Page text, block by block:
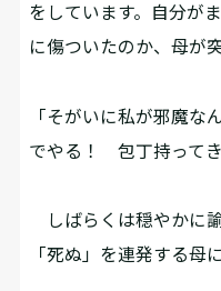
をしています。自分が
に傷ついたのか、母が
「そがいに私が邪魔
でやる！ 包丁持ってき
しばらくは穏やかに
「死ぬ」を連発する母